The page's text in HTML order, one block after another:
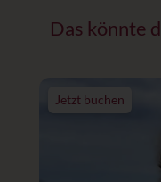
Das könnte
Jetzt buchen